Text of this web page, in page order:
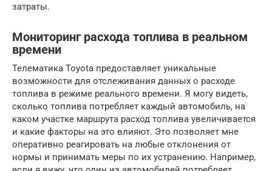
затраты.
Мониторинг расхода топлива в реальном
времени
Телематика Toyota предоставляет уникальные
возможности для отслеживания данных о расходе
топлива в режиме реального времени. Я могу видеть,
сколько топлива потребляет каждый автомобиль, на
каком участке маршрута расход топлива увеличивается
и какие факторы на это влияют. Это позволяет мне
оперативно реагировать на любые отклонения от
нормы и принимать меры по их устранению. Например,